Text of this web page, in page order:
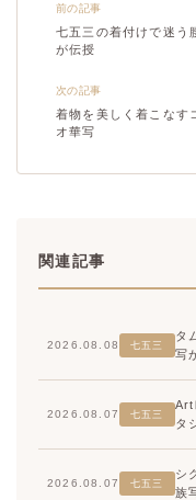
前の記事
七五三の着付けで迷う
が伝授
次の記事
着物を美しく着こなす
オ華写
関連記事
2026.08.08 七五三
タ
写
2026.08.07 七五三
Art
タ
2026.08.07 七五三
シ
族